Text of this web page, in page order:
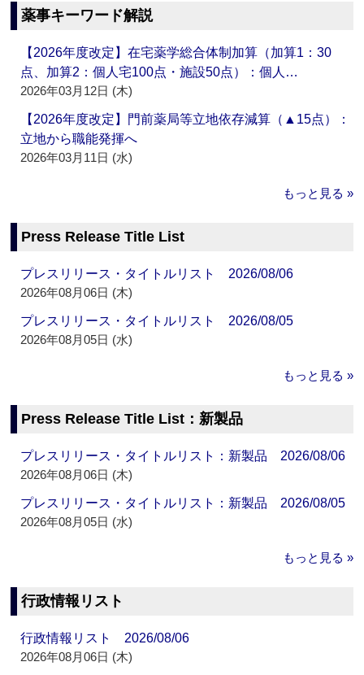
薬事キーワード解説
【2026年度改定】在宅薬学総合体制加算（加算1：30
点、加算2：個人宅100点・施設50点）：個人…
2026年03月12日 (木)
【2026年度改定】門前薬局等立地依存減算（▲15点）：
立地から職能発揮へ
2026年03月11日 (水)
もっと見る »
Press Release Title List
プレスリリース・タイトルリスト 2026/08/06
2026年08月06日 (木)
プレスリリース・タイトルリスト 2026/08/05
2026年08月05日 (水)
もっと見る »
Press Release Title List：新製品
プレスリリース・タイトルリスト：新製品 2026/08/06
2026年08月06日 (木)
プレスリリース・タイトルリスト：新製品 2026/08/05
2026年08月05日 (水)
もっと見る »
行政情報リスト
行政情報リスト 2026/08/06
2026年08月06日 (木)